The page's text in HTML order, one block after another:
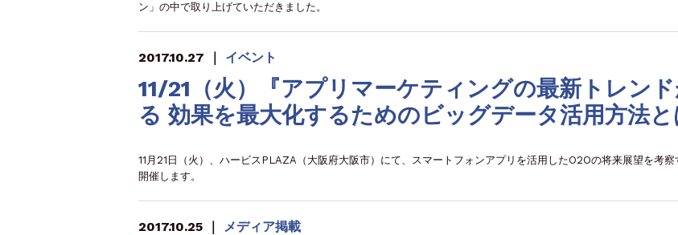
ン」の中で取り上げていただきました。
2017.10.27 ｜ イベント
11/21（火）『アプリマーケティングの最新トレン
る 効果を最大化するためのビッグデータ活用方法と
11月21日（火）、ハービスPLAZA（大阪府大阪市）にて、スマートフォンアプリを活用したO2Oの将来展望を考察
開催します。
2017.10.25 ｜ メディア掲載